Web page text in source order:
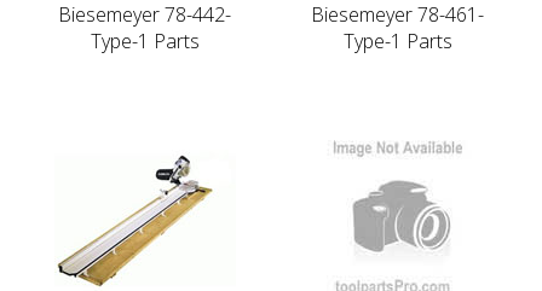
Biesemeyer 78-442-
Type-1 Parts
Biesemeyer 78-461-
Type-1 Parts